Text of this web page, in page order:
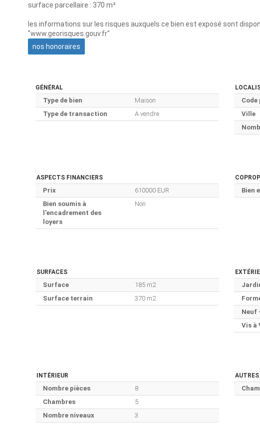
surface parcellaire : 370 m²
les informations sur les risques auxquels ce bien est exposé sont
"www.georisques.gouv.fr"
nos honoraires
GÉNÉRAL
Type de bien
Maison
Type de transaction
A vendre
Code
Ville
ASPECTS FINANCIERS
Prix
610000 EUR
Bien soumis à
l'encadrement des
loyers
Non
Bien
SURFACES
Surface
185 m2
Surface terrain
370 m2
Neuf
Vis à
INTÉRIEUR
Nombre pièces
8
Chambres
5
Nombre niveaux
3
AUTRES